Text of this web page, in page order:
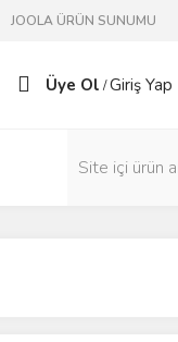
JOOLA ÜRÜN SUNUMU
Üye Ol /Giriş Yap